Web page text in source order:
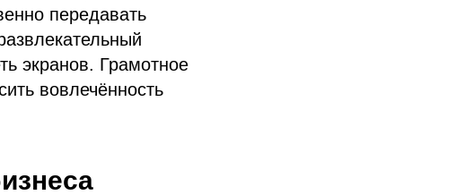
передавать
экранов. Грамотное
вовлечённость